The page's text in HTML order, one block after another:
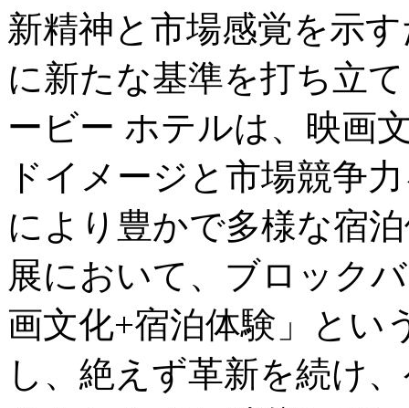
新精神と市場感覚を示
に新たな基準を打ち立
ービー ホテルは、映画
ドイメージと市場競争
により豊かで多様な宿
展において、ブロック
画文化+宿泊体験」とい
し、絶えず革新を続け